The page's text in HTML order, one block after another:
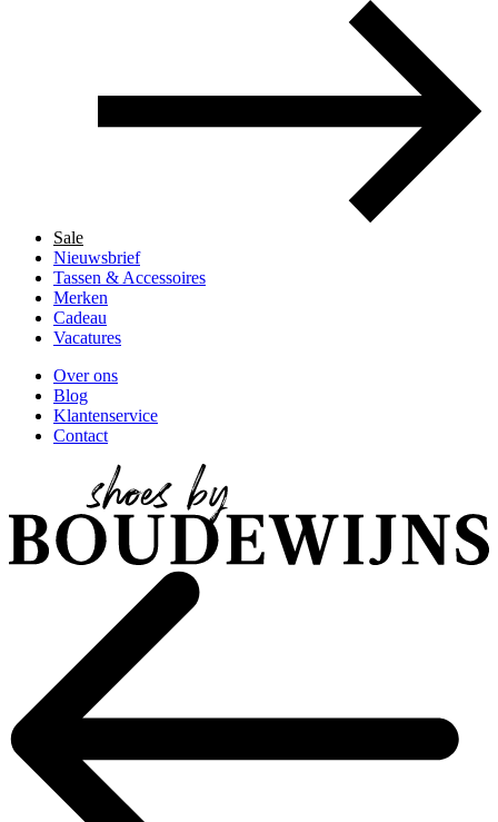
Sale
Nieuwsbrief
Tassen & Accessoires
Merken
Cadeau
Vacatures
Over ons
Blog
Klantenservice
Contact